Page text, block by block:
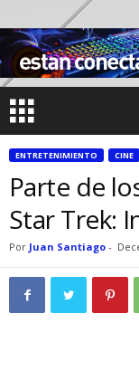
ENTRETENIMIENTO CINE
Parte de
Star Trek:
Por Juan Santiago -